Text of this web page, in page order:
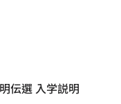
伝選 入学説明